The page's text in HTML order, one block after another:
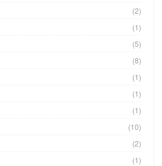
(2)
(1)
(5)
(8)
(1)
(1)
(1)
(10)
(2)
(1)